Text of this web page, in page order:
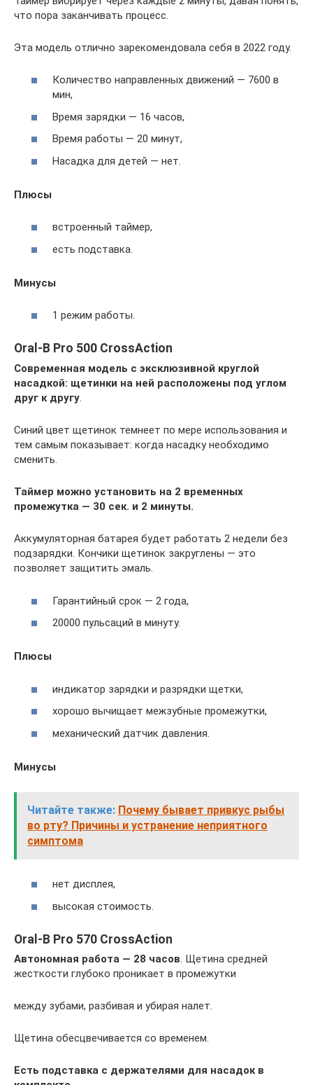
что пора заканчивать процесс.
Эта модель отлично зарекомендовала себя в 2022 году.
Количество направленных движений — 7600 в
мин,
Время зарядки — 16 часов,
Время работы — 20 минут,
Насадка для детей — нет.
Плюсы
встроенный таймер,
есть подставка.
Минусы
1 режим работы.
Oral-B Pro 500 CrossAction
Современная модель с эксклюзивной круглой
насадкой: щетинки на ней расположены под углом
друг к другу.
Синий цвет щетинок темнеет по мере использования и
тем самым показывает: когда насадку необходимо
сменить.
Таймер можно установить на 2 временных
промежутка — 30 сек. и 2 минуты.
Аккумуляторная батарея будет работать 2 недели без
подзарядки. Кончики щетинок закруглены — это
позволяет защитить эмаль.
Гарантийный срок — 2 года,
20000 пульсаций в минуту.
Плюсы
индикатор зарядки и разрядки щетки,
хорошо вычищает межзубные промежутки,
механический датчик давления.
Минусы
Читайте также: Почему бывает привкус рыбы
во рту? Причины и устранение неприятного
симптома
нет дисплея,
высокая стоимость.
Oral-B Pro 570 CrossAction
Автономная работа — 28 часов. Щетина средней
жесткости глубоко проникает в промежутки
между зубами, разбивая и убирая налет.
Щетина обесцвечивается со временем.
Есть подставка с держателями для насадок в